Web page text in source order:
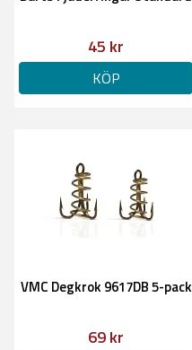
45 kr
KÖP
VMC Degkrok 9617DB 5-pack
69 kr